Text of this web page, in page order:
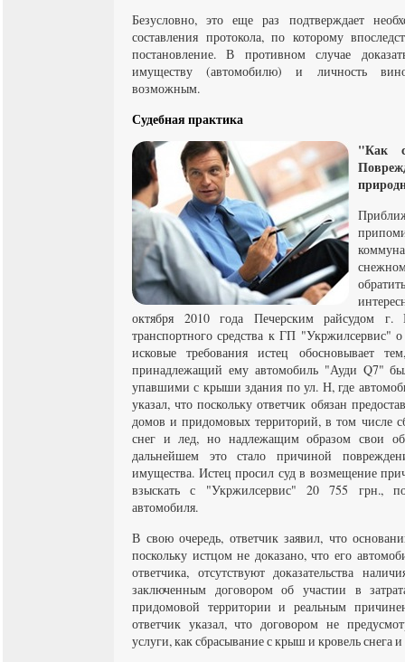
Безусловно, это еще раз подтверждает
составления протокола, по которому
постановление. В противном случае
имуществу (автомобилю) и личность
возможным.
Судебная практика
"Как
октября 2010 года Печерским райсудом г.
транспортного средства к ГП "Укржилсервис"
исковые требования истец обосновывает
принадлежащий ему автомобиль "Ауди Q7"
упавшими с крыши здания по ул. Н, где
указал, что поскольку ответчик обязан
домов и придомовых территорий, в том числе
снег и лед, но надлежащим образом свои
дальнейшем это стало причиной
имущества. Истец просил суд в возмещение
взыскать с "Укржилсервис" 20 755 грн.,
автомобиля.
В свою очередь, ответчик заявил, что
поскольку истцом не доказано, что его
ответчика, отсутствуют доказательства
заключенным договором об участии в
придомовой территории и реальным
ответчик указал, что договором не
услуги, как сбрасывание с крыш и кровель снега и